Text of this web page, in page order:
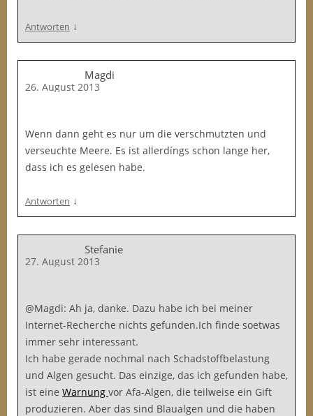
Antworten ↓
Magdi
26. August 2013
Wenn dann geht es nur um die verschmutzten und
verseuchte Meere. Es ist allerdíngs schon lange her,
dass ich es gelesen habe.
Antworten ↓
Stefanie
27. August 2013
@Magdi: Ah ja, danke. Dazu habe ich bei meiner
Internet-Recherche nichts gefunden.Ich finde soetwas
immer sehr interessant.
Ich habe gerade nochmal nach Schadstoffbelastung
und Algen gesucht. Das einzige, das ich gefunden habe,
ist eine Warnung vor Afa-Algen, die teilweise ein Gift
produzieren. Aber das sind Blaualgen und die haben